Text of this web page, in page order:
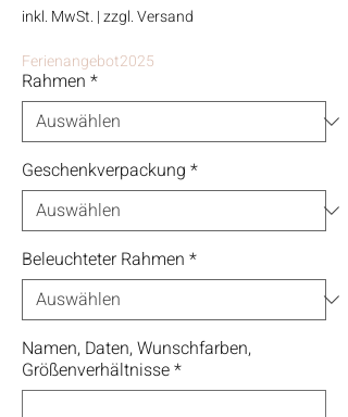
inkl. MwSt. |zzgl. Versand
Ferienangebot2025
Rahmen *
Geschenkverpackung *
Beleuchteter Rahmen *
Namen, Daten, Wunschfarben,
Größenverhältnisse*